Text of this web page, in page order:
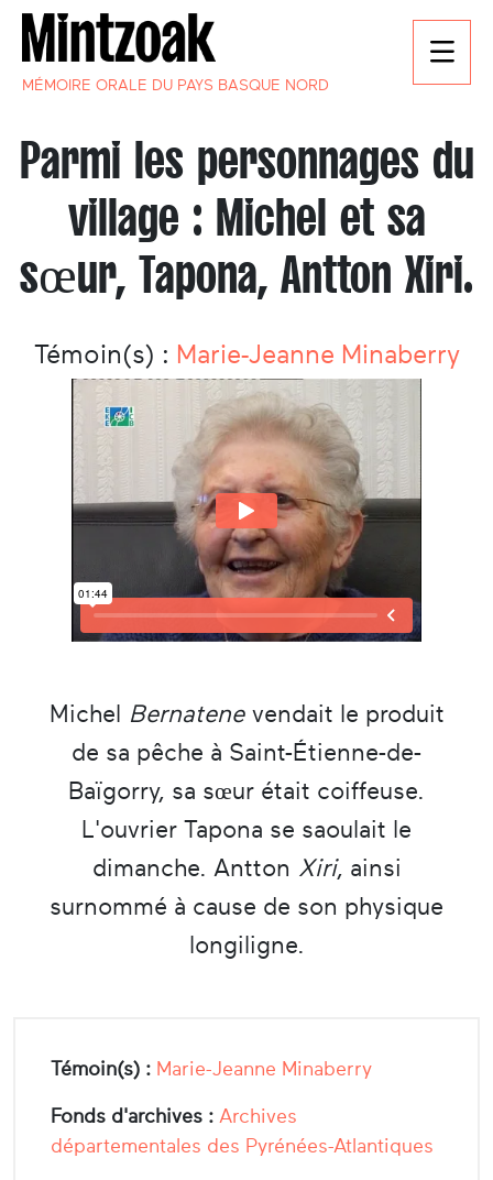
MÉMOIRE ORALE DU PAYS BASQUE NORD
Parmi les personnages du
village : Michel et sa
sœur, Tapona, Antton Xiri.
Témoin(s) : Marie-Jeanne Minaberry
Michel Bernatenevendait le produit
de sa pêche à Saint-Étienne-de-
Baïgorry, sa sœur était coiffeuse.
L'ouvrier Tapona se saoulait le
dimanche. Antton Xiri, ainsi
surnommé à cause de son physique
longiligne.
Témoin(s) : Marie-Jeanne Minaberry
Fonds d'archives : Archives
départementales des Pyrénées-Atlantiques